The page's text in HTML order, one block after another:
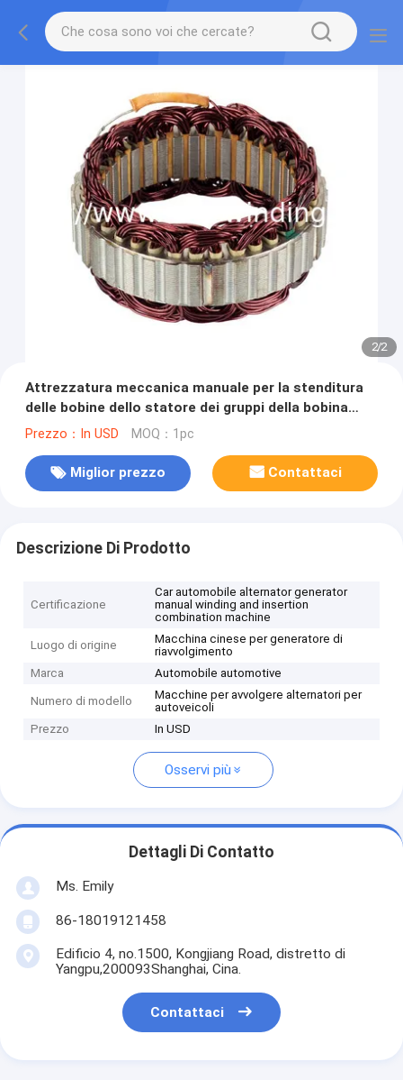
2/2
Attrezzatura meccanica manuale per la stenditura
delle bobine dello statore dei gruppi della bobina
negli statori
Prezzo：In USD MOQ：1pc
Miglior prezzo Contattaci
Descrizione Di Prodotto
Certificazione
Car automobile alternator generator
manual winding and insertion
combination machine
Luogo di origine
Macchina cinese per generatore di
riavvolgimento
Marca
Automobile automotive
Numero di modello
Macchine per avvolgere alternatori per
autoveicoli
Prezzo
In USD
Osservi più
Dettagli Di Contatto
Ms. Emily
86-18019121458
Edificio 4, no.1500, Kongjiang Road, distretto di
Yangpu,200093Shanghai, Cina.
Contattaci